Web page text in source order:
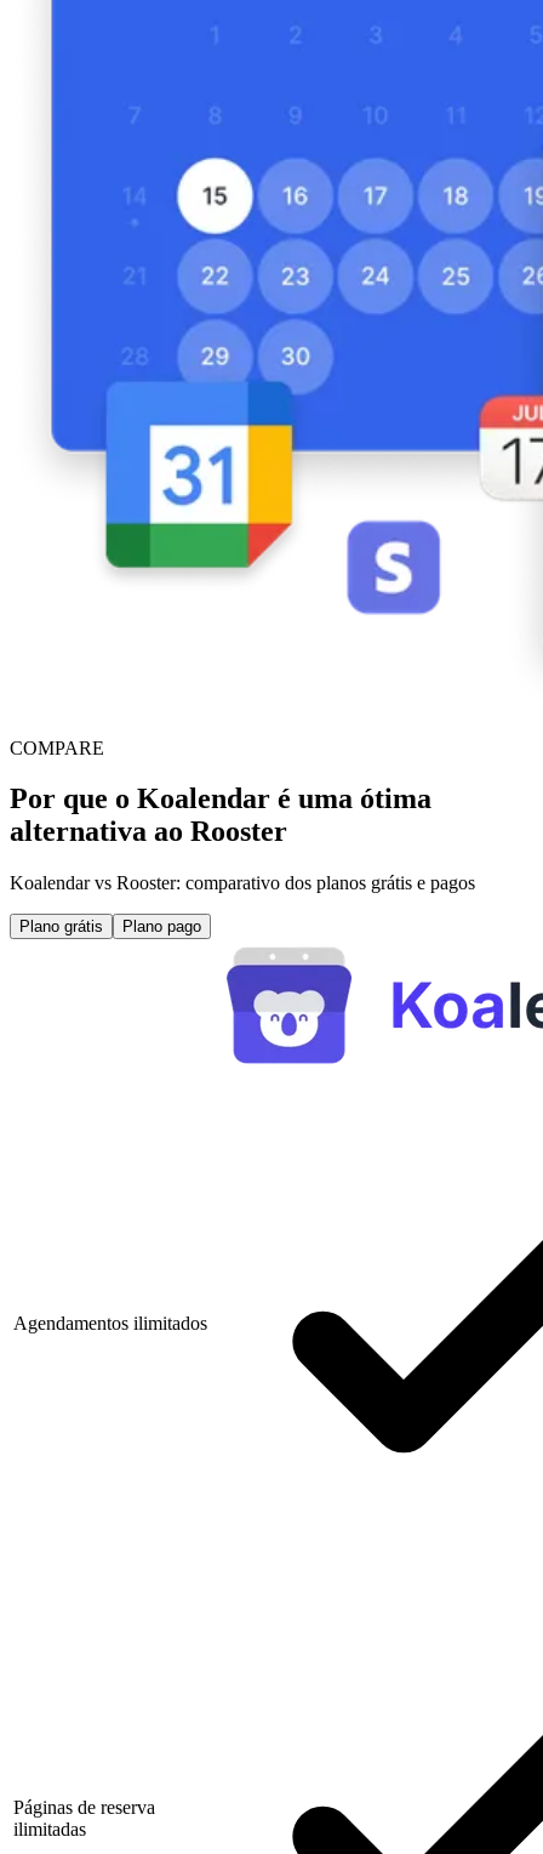
COMPARE
Por que o Koalendar é uma ótima
alternativa ao Rooster
Koalendar vs Rooster: comparativo dos planos grátis e pagos
Plano grátis Plano pago
Agendamentos ilimitados
Páginas de reserva
ilimitadas